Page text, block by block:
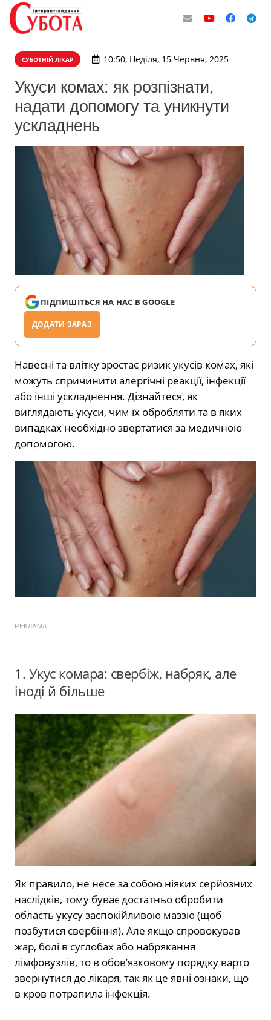
СУБОТНІЙ ЛІКАР 10:50, Неділя, 15 Червня, 2025
Укуси комах: як розпізнати,
надати допомогу та уникнути
ускладнень
ПІДПИШІТЬСЯ НА НАС В GOOGLE
ДОДАТИ ЗАРАЗ
Навесні та влітку зростає ризик укусів комах, які
можуть спричинити алергічні реакції, інфекції
або інші ускладнення. Дізнайтеся, як
виглядають укуси, чим їх обробляти та в яких
випадках необхідно звертатися за медичною
допомогою.
РЕКЛАМА
1. Укус комара: свербіж, набряк, але
іноді й більше
Як правило, не несе за собою ніяких серйозних
наслідків, тому буває достатньо обробити
область укусу заспокійливою маззю (щоб
позбутися свербіння). Але якщо спровокував
жар, болі в суглобах або набрякання
лімфовузлів, то в обов’язковому порядку варто
звернутися до лікаря, так як це явні ознаки, що
в кров потрапила інфекція.